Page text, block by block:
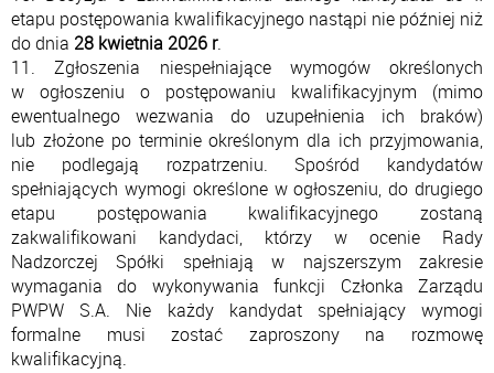
etapu postępowania kwalifikacyjnego nastąpi nie później niż
do dnia 28 kwietnia 2026 r.
11. Zgłoszenia niespełniające wymogów określonych
w ogłoszeniu o postępowaniu kwalifikacyjnym (mimo
ewentualnego wezwania do uzupełnienia ich braków)
lub złożone po terminie określonym dla ich przyjmowania,
nie podlegają rozpatrzeniu. Spośród kandydatów
spełniających wymogi określone w ogłoszeniu, do drugiego
etapu postępowania kwalifikacyjnego zostaną
zakwalifikowani kandydaci, którzy w ocenie Rady
Nadzorczej Spółki spełniają w najszerszym zakresie
wymagania do wykonywania funkcji Członka Zarządu
PWPW S.A. Nie każdy kandydat spełniający wymogi
formalne musi zostać zaproszony na rozmowę
kwalifikacyjną.